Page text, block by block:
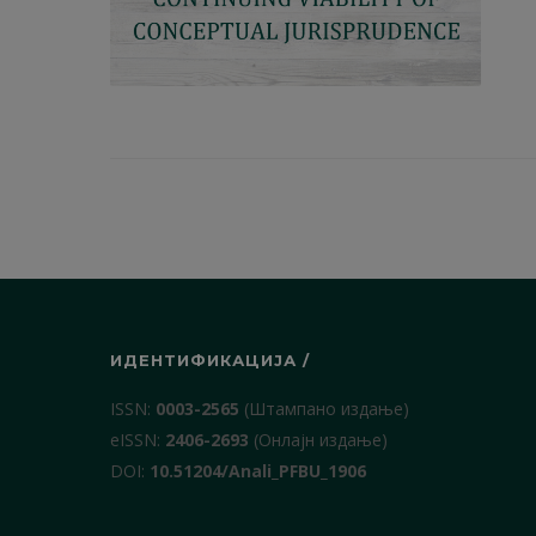
ИДЕНТИФИКАЦИЈА /
ISSN: 0003-2565 (Штампано издање)
еISSN: 2406-2693 (Онлајн издање)
DOI: 10.51204/Anali_PFBU_1906